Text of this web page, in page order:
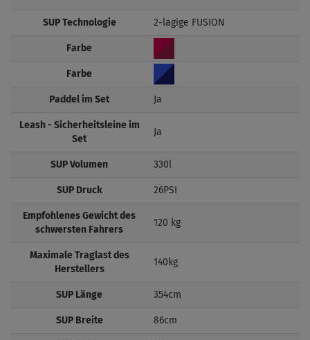
SUP Technologie 2-lagige FUSION
Farbe
Farbe
Paddel im Set Ja
Leash - Sicherheitsleine im
Set
Ja
SUP Volumen 330l
SUP Druck 26PSI
Empfohlenes Gewicht des
schwersten Fahrers
120 kg
Maximale Traglast des
Herstellers
140kg
SUP Länge 354cm
SUP Breite 86cm